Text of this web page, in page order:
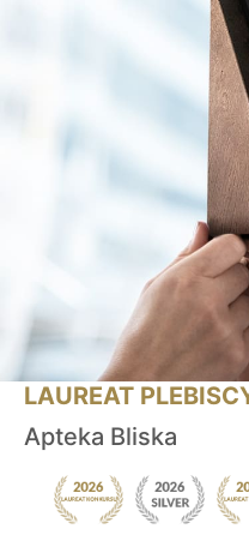
LAUREAT
Apteka Bliska